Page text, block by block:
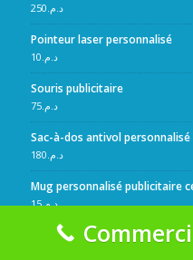
د.م.250
Pointeur laser personnalisé
د.م.10
Souris publicitaire
د.م.75
Sac-à-dos antivol personnalisé
د.م.180
Mug personnalisé publicitaire
د.م.15
Médaille personnalisée gravée